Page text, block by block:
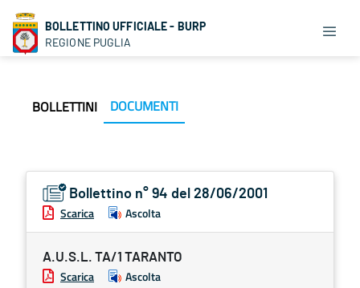
BOLLETTINO UFFICIALE - BURP
REGIONE PUGLIA
BOLLETTINI DOCUMENTI
Bollettino n° 94 del 28/06/2001
Scarica Ascolta
A.U.S.L. TA/1 TARANTO
Scarica Ascolta